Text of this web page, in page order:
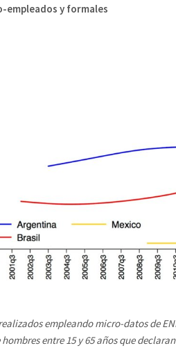
empleados y formales
empleando micro-datos de
entre 15 y 65 años que